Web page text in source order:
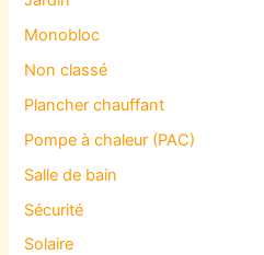
Monobloc
Non classé
Plancher chauffant
Pompe à chaleur (PAC)
Salle de bain
Sécurité
Solaire